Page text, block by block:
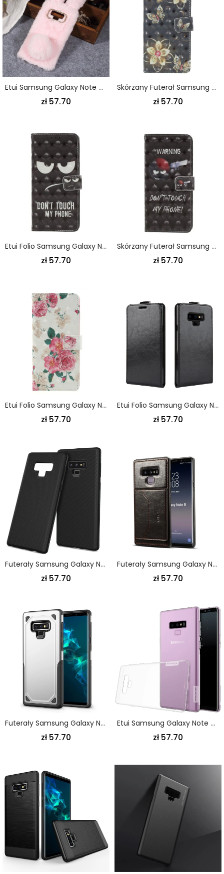
Etui Samsung Galaxy Note 9 Brązowy Różowy Króliczek Etui Ochronne
zł 57.70
Skórzany Futerał Samsung Galaxy Note 9 Etui Na Telefon Luksusowe Motyle Na Pasku
zł 57.70
Etui Folio Samsung Galaxy Note 9 D. T. Pan. Stringi
zł 57.70
Skórzany Futerał Samsung Galaxy Note 9 Etui Na Telefon Ostrzeżenie Ze Stringami
zł 57.70
Etui Folio Samsung Galaxy Note 9 Kwiaty Wolności Ze Stringami Etui Ochronne
zł 57.70
Etui Folio Samsung Galaxy Note 9 Biały Czarny Składane
zł 57.70
Futerały Samsung Galaxy Note 9 Cyjan Fioletowy Tkana Antypoślizgowa
zł 57.70
Futerały Samsung Galaxy Note 9 Czerwony Czarny Etui Na Telefon Ultra Support Uchwyt Na Kartę
zł 57.70
Futerały Samsung Galaxy Note 9 Zielony Etui Na Telefon Zbroja Z Efektem Metalu
zł 57.70
Etui Samsung Galaxy Note 9 Przezroczysty Przezroczysty Nillkin Etui Ochronne
zł 57.70